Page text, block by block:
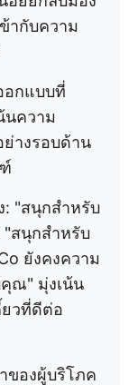
ากับความ
อกแบบที่
นความ
ย่างรอบด้าน
"สนุกสำหรับ
สนุกสำหรับ
ยังคงความ
ณ" มุ่งเน้น
วที่ดีต่อ
ของผู้บริโภค